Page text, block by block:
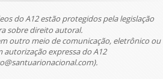
do A12 estão protegidos pela legislação
sobre direito autoral.
outro meio de comunicação, eletrônico ou
autorização expressa do A12